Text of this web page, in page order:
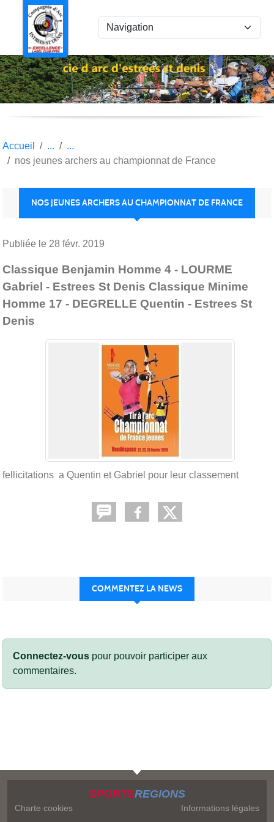
Accueil
nos jeunes archers au championnat de France
NOS JEUNES ARCHERS AU CHAMPIONNAT DE FRANCE
Publiée le 28 févr. 2019
Classique Benjamin Homme 4 - LOURME
Gabriel - Estrees St Denis Classique Minime
Homme 17 - DEGRELLE Quentin - Estrees St
Denis
fellicitations a Quentin et Gabriel pour leur classement
COMMENTEZ LA NEWS
Connectez-vous pour pouvoir participer aux
commentaires.
SPORTSREGIONS
Charte cookies
Informations légales
Panneau de gestion des cookies